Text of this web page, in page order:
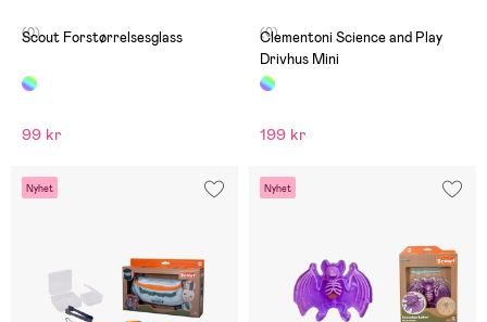
(0)
Scout Forstørrelsesglass
99 kr
(0)
Clementoni Science and Play
Drivhus Mini
199 kr
Nyhet Nyhet